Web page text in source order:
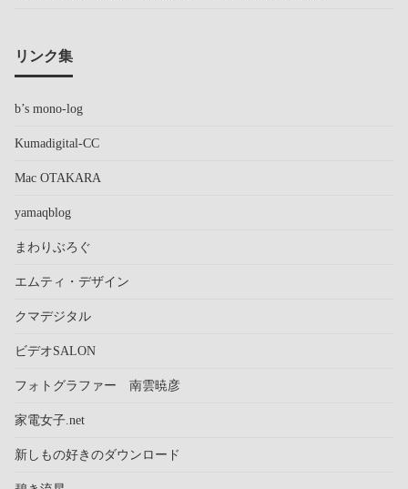
リンク集
b’s mono-log
Kumadigital-CC
Mac OTAKARA
yamaqblog
まわりぶろぐ
エムティ・デザイン
クマデジタル
ビデオSALON
フォトグラファー 南雲暁彦
家電女子.net
新しもの好きのダウンロード